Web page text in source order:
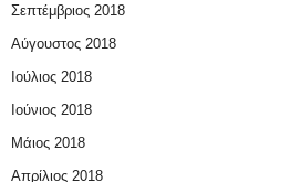
Σεπτέμβριος 2018
Αύγουστος 2018
Ιούλιος 2018
Ιούνιος 2018
Μάιος 2018
Απρίλιος 2018